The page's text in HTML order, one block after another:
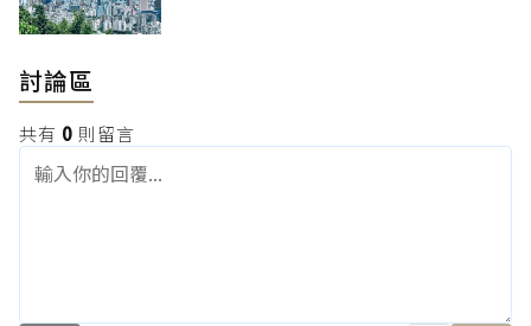
討論區
共有 0 則留言